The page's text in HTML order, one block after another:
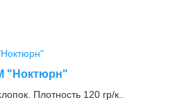
"Ноктюрн"
Плотность 120 гр/к..